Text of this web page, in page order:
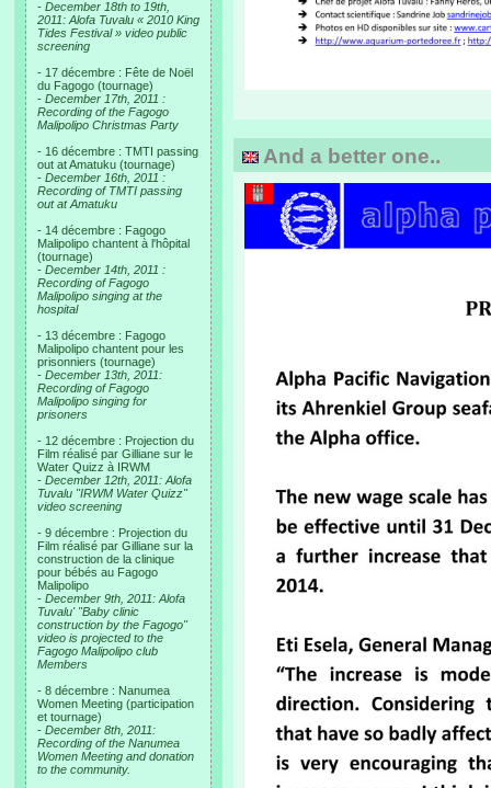
- December 18th to 19th,
2011: Alofa Tuvalu « 2010 King
Tides Festival » video public
screening
- 17 décembre : Fête de Noël
du Fagogo (tournage)
- December 17th, 2011 :
Recording of the Fagogo
Malipolipo Christmas Party
- 16 décembre : TMTI passing
out at Amatuku (tournage)
- December 16th, 2011 :
Recording of TMTI passing
out at Amatuku
- 14 décembre : Fagogo
Malipolipo chantent à l'hôpital
(tournage)
- December 14th, 2011 :
Recording of Fagogo
Malipolipo singing at the
hospital
- 13 décembre : Fagogo
Malipolipo chantent pour les
prisonniers (tournage)
- December 13th, 2011:
Recording of Fagogo
Malipolipo singing for
prisoners
- 12 décembre : Projection du
Film réalisé par Gilliane sur le
Water Quizz à IRWM
- December 12th, 2011: Alofa
Tuvalu "IRWM Water Quizz"
video screening
- 9 décembre : Projection du
Film réalisé par Gilliane sur la
construction de la clinique
pour bébés au Fagogo
Malipolipo
- December 9th, 2011: Alofa
Tuvalu' "Baby clinic
construction by the Fagogo"
video is projected to the
Fagogo Malipolipo club
Members
- 8 décembre : Nanumea
Women Meeting (participation
et tournage)
- December 8th, 2011:
Recording of the Nanumea
Women Meeting and donation
to the community.
And a better one..